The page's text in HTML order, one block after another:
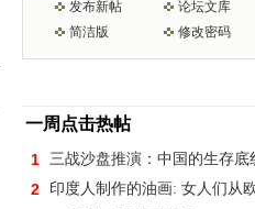
发布新帖 论坛文库
简洁版
修改密码
一周点击热帖
1 三战沙盘推演：中国的生存底
2 印度人制作的油画: 女人们从